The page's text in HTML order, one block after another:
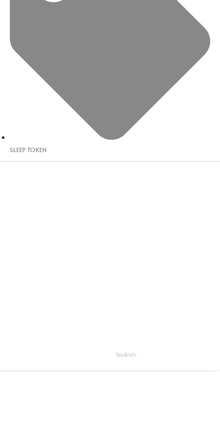
SLEEP TOKEN